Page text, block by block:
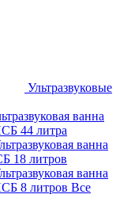
Ультразвуковые
ванна
44 литра
ванна
18 литров
ванна
8 литров Все